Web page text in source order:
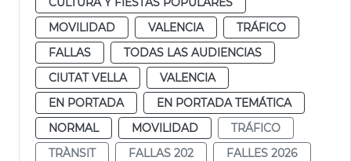
MOVILIDAD
VALENCIA
TRÁFICO
FALLAS
TODAS LAS AUDIENCIAS
CIUTAT VELLA
VALENCIA
EN PORTADA
EN PORTADA TEMÁTICA
NORMAL
MOVILIDAD
TRÁFICO
TRÀNSIT
FALLAS 202
FALLES 2026